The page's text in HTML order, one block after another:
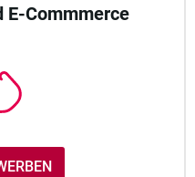
E-Commmerce